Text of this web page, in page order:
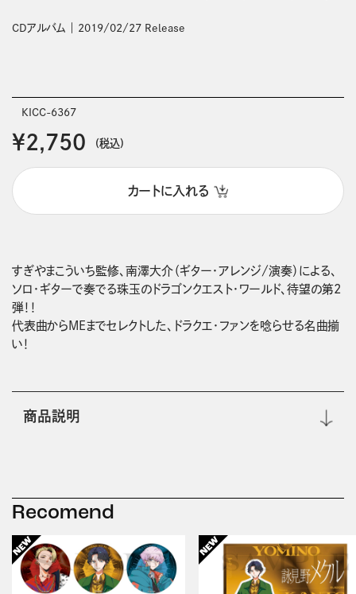
CDアルバム 2019/02/27 Release
KICC-6367
￥2,750 (税込)
カートに入れる
すぎやまこういち監修、南澤大介（ギター・アレンジ/演奏）による、
ソロ・ギターで奏でる珠玉のドラゴンクエスト・ワールド、待望の第2
弾！！
代表曲からMEまでセレクトした、ドラクエ・ファンを唸らせる名曲揃
い！
商品説明
Recomend